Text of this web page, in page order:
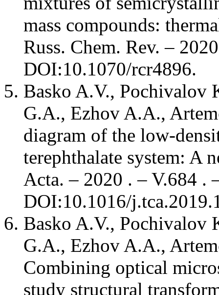
mass compounds:
Russ. Chem. Rev. –
DOI:10.1070/rcr4896.
Basko A.V., Pochivalov
G.A., Ezhov A.A.,
diagram of the low-
terephthalate system: A
Acta. – 2020 . – V.684 .
DOI:10.1016/
Basko A.V., Pochivalov
G.A., Ezhov A.A.,
Combining optical
study structural